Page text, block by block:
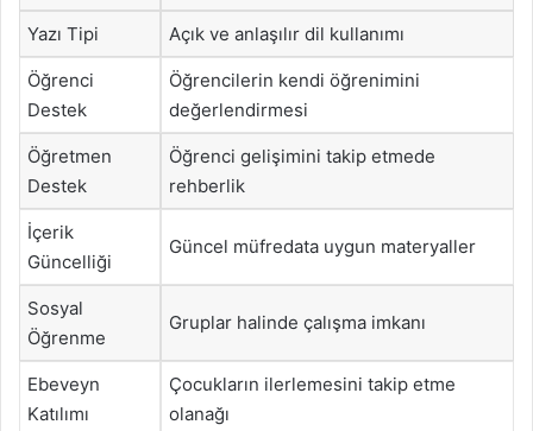
Yazı Tipi Açık ve anlaşılır dil kullanımı
Öğrenci
Destek
Öğrencilerin kendi öğrenimini
değerlendirmesi
Öğretmen
Destek
Öğrenci gelişimini takip etmede
rehberlik
İçerik
Güncelliği
Güncel müfredata uygun materyaller
Sosyal
Öğrenme
Gruplar halinde çalışma imkanı
Ebeveyn
Katılımı
Çocukların ilerlemesini takip etme
olanağı